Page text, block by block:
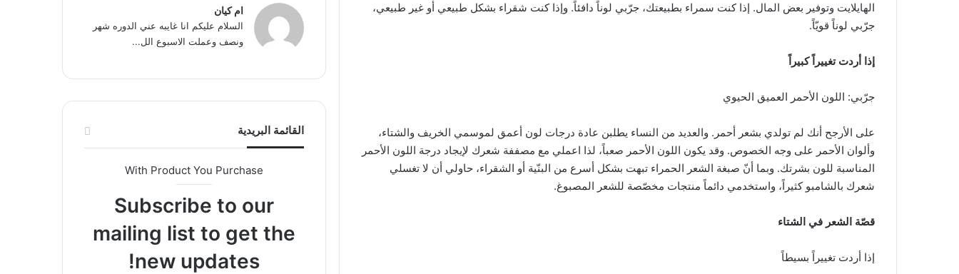
الهايلايت وتوفير بعض المال. إذا كنت سمراء بطبيعتك، جرّبي لوناً دافئاً. وإذا كنت شقراء بشكل طبيعي أو غير طبيعي،
جرّبي لوناً قويّاً.
إذا أردت تغييراً كبيراً
جرّبي: اللون الأحمر العميق الحيوي
على الأرجح أنك لم تولدي بشعر أحمر. والعديد من النساء يطلبن عادة درجات لون أعمق لموسمي الخريف والشتاء،
وألوان الأحمر على وجه الخصوص. وقد يكون اللون الأحمر صعباً، لذا اعملي مع مصففة شعرك لإيجاد درجة اللون الأحمر
المناسبة للون بشرتك. وبما أنّ صبغة الشعر الحمراء تبهت بشكل أسرع من البنّية أو الشقراء، حاولي أن لا تغسلي
شعرك بالشامبو كثيراً، واستخدمي دائماً منتجات مخصّصة للشعر المصبوغ.
قصّة الشعر في الشتاء
إذا أردت تغييراً بسيطاً
ام كيان
السلام عليكم انا غايبه عني الدوره شهر
ونصف وعملت الاسبوع الل...
القائمة البريدية
With Product You Purchase
Subscribe to our
mailing list to get the
new updates!